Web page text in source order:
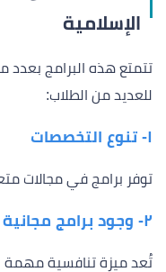
الإسلامية
تتمتع هذه البرامج بعدد
للعديد من الطلاب:
١- تنوع التخصصات
توفر برامج في مجالات
٢- وجود برامج مجانية
تُعد ميزة تنافسية مهمة